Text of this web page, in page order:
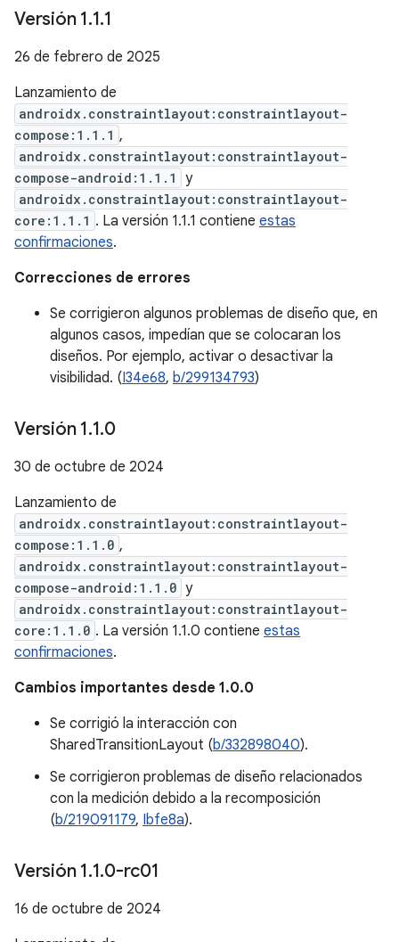
Versión 1.1.1
26 de febrero de 2025
Lanzamiento de
androidx.constraintlayout:constraintlayout-
compose:1.1.1 ,
androidx.constraintlayout:constraintlayout-
compose-android:1.1.1
y
androidx.constraintlayout:constraintlayout-
core:1.1.1 . La versión 1.1.1 contiene estas
confirmaciones.
Correcciones de errores
Se corrigieron algunos problemas de diseño que, en
algunos casos, impedían que se colocaran los
diseños. Por ejemplo, activar o desactivar la
visibilidad. (I34e68, b/299134793)
Versión 1.1.0
30 de octubre de 2024
Lanzamiento de
androidx.constraintlayout:constraintlayout-
compose:1.1.0 ,
androidx.constraintlayout:constraintlayout-
compose-android:1.1.0 y
androidx.constraintlayout:constraintlayout-
core:1.1.0 . La versión 1.1.0 contiene estas
confirmaciones.
Cambios importantes desde 1.0.0
Se corrigió la interacción con
SharedTransitionLayout (b/332898040).
Se corrigieron problemas de diseño relacionados
con la medición debido a la recomposición
(b/219091179, Ibfe8a).
Versión 1.1.0-rc01
16 de octubre de 2024